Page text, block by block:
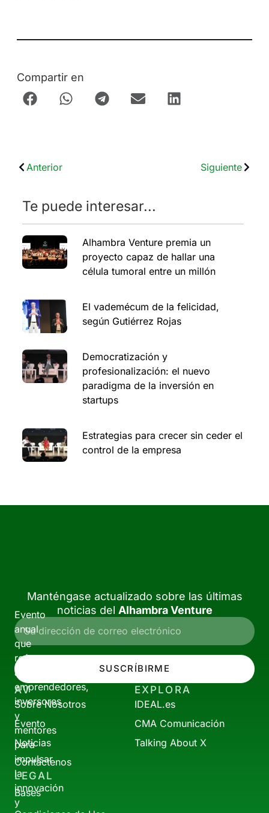
Compartir en
Anterior Siguiente
Te puede interesar...
Alhambra Venture premia un
proyecto capaz de hallar una
célula tumoral entre un millón
El vademécum de la felicidad,
según Gutiérrez Rojas
Democratización y
profesionalización: el nuevo
paradigma de la inversión en
startups
Estrategias para crecer sin ceder el
control de la empresa
Evento
anual
que
reúne
a
emprendedores,
inversores
y
mentores
para
impulsar
la
innovación
y
Manténgase actualizado sobre las últimas
noticias del Alhambra Venture
SUSCRÍBIRME
AV
Sobre Nosotros
Evento
Noticias
Contáctenos
EXPLORA
IDEAL.es
CMA Comunicación
Talking About X
LEGAL
Bases